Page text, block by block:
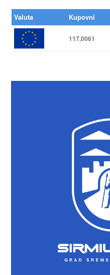
Valuta Kupovni
117,0061